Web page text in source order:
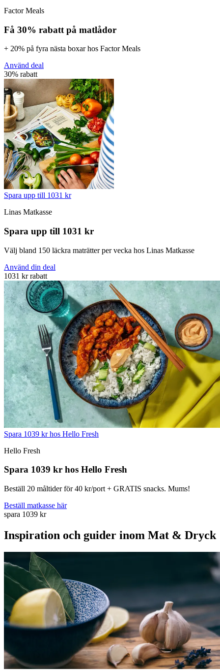
Factor Meals
Få 30% rabatt på matlådor
+ 20% på fyra nästa boxar hos Factor Meals
Använd deal
30% rabatt
Spara upp till 1031 kr
Linas Matkasse
Spara upp till 1031 kr
Välj bland 150 läckra maträtter per vecka hos Linas Matkasse
Använd din deal
1031 kr rabatt
Spara 1039 kr hos Hello Fresh
Hello Fresh
Spara 1039 kr hos Hello Fresh
Beställ 20 måltider för 40 kr/port + GRATIS snacks. Mums!
Beställ matkasse här
spara 1039 kr
Inspiration och guider inom Mat & Dryck